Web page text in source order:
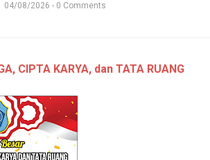
04/08/2026 - 0 Comments
CIPTA KARYA, dan TATA RUANG